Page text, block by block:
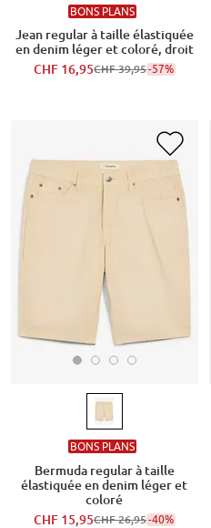
BONS PLANS
Jean regular à taille élastiquée
en denim léger et coloré, droit
CHF 16,95CHF 39,95-57%
BONS PLANS
Bermuda regular à taille
élastiquée en denim léger et
coloré
CHF 15,95CHF 26,95-40%